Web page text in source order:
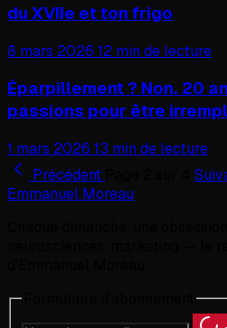
du XVIIe et ton frigo
8 mars 2026 12 min de lecture
Éparpillement ? Non. 20
passions pour être
1 mars 2026 13 min de lecture
Précédent
Emmanuel Moreau